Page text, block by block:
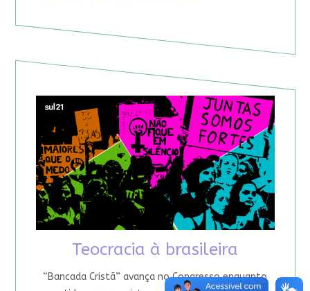
Teocracia à brasileira
“Bancada Cristã” avança no Congresso enquanto